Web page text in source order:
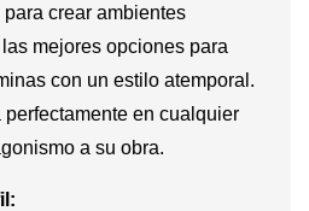
crear ambientes
mejores opciones para
con un estilo atemporal.
en cualquier
a su obra.